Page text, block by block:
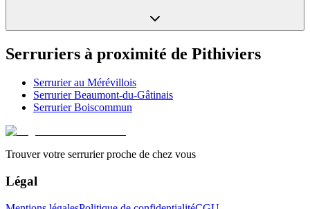
Serruriers à proximité de Pithiviers
Serrurierau Mérévillois
SerrurierBeaumont-du-Gâtinais
SerrurierBoiscommun
Trouver votre serrurier proche de chez vous
Légal